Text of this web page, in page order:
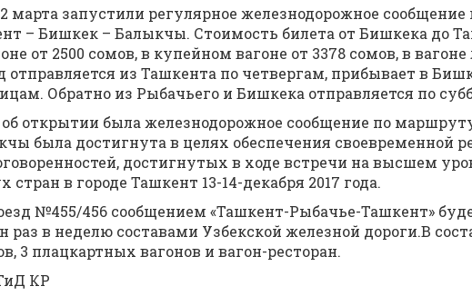
марта запустили регулярное железнодорожное сообщение
– Бишкек – Балыкчы. Стоимость билета от Бишкека до
от 2500 сомов, в купейном вагоне от 3378 сомов, в
отправляется из Ташкента по четвергам, прибывает в
Обратно из Рыбачьего и Бишкека отправляется по
открытии была железнодорожное сообщение по
была достигнута в целях обеспечения своевременной
достигнутых в ходе встречи на высшем
стран в городе Ташкент 13-14-декабря 2017 года.
№455/456 сообщением «Ташкент-Рыбачье-Ташкент»
раз в неделю составами Узбекской железной дороги.В
3 плацкартных вагонов и вагон-ресторан.
КР